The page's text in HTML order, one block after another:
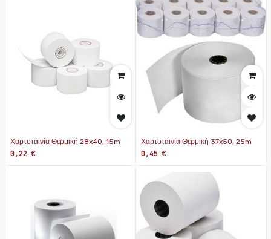
Χαρτοταινία Θερμική 28x40, 15m
0,22 €
Χαρτοταινία Θερμική 37x50, 25m
0,45 €